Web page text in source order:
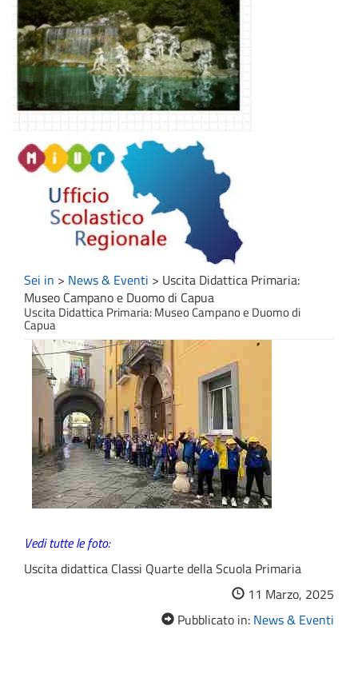
Sei in > News & Eventi > Uscita Didattica Primaria:
Museo Campano e Duomo di Capua
Uscita Didattica Primaria: Museo Campano e Duomo di
Capua
Vedi tutte le foto:
Uscita didattica Classi Quarte della Scuola Primaria
11 Marzo, 2025
Pubblicato in: News & Eventi